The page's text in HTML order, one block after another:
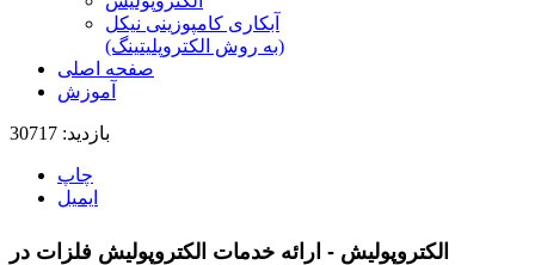
آبکاری کامپوزینی نیکل
(به روش الکتروپلیتینگ)
صفحه اصلی
آموزش
بازدید: 30717
چاپ
ایمیل
الکتروپولیش - ارائه خدمات الکتروپولیش فلزات در